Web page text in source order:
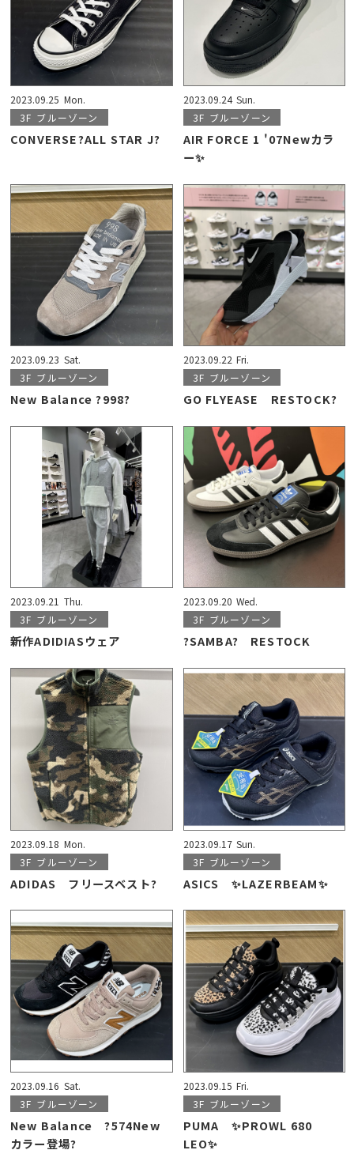
2023.09.25 Mon.
3F ブルーゾーン
CONVERSE?ALL STAR J?
2023.09.24 Sun.
3F ブルーゾーン
AIR FORCE 1 '07Newカラ
ー✨
2023.09.23 Sat.
3F ブルーゾーン
New Balance ?998?
2023.09.22 Fri.
3F ブルーゾーン
GO FLYEASE RESTOCK?
2023.09.21 Thu.
3F ブルーゾーン
新作ADIDIASウェア
2023.09.20 Wed.
3F ブルーゾーン
?SAMBA? RESTOCK
2023.09.18 Mon.
3F ブルーゾーン
ADIDAS フリースベスト?
2023.09.17 Sun.
3F ブルーゾーン
ASICS ✨LAZERBEAM✨
2023.09.16 Sat.
3F ブルーゾーン
New Balance ?574New
カラー登場?
2023.09.15 Fri.
3F ブルーゾーン
PUMA ✨PROWL 680
LEO✨